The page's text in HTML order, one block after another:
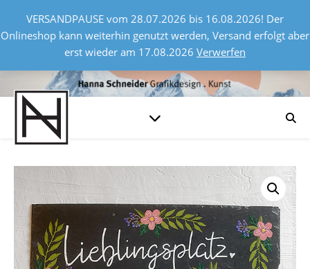
VERSANDPAUSE vom 28.07.2026 bis 16.08.2026! Der
Onlineshop kann weiterhin genutzt werden, Versand erfolgt aber
erst wieder am 17.08.2026 Verwerfen